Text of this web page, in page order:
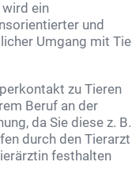
wird ein
und
Umgang mit
zu Tieren
Beruf an der
da Sie diese z. B.
durch den Tierarzt
festhalten